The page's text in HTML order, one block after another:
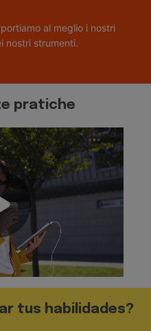
al meglio i nostri
nostri strumenti.
pratiche
tus habilidades?